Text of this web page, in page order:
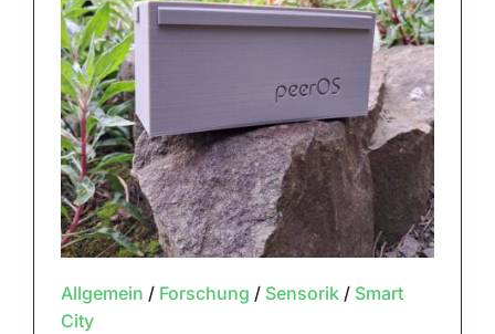
Allgemein / Forschung / Sensorik/ Smart
City